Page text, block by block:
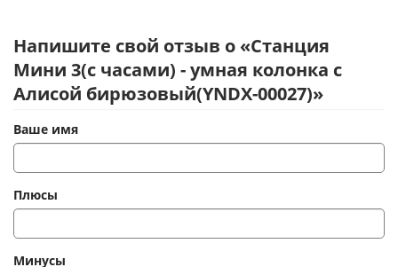
Напишите свой отзыв о «Станция
Мини 3(с часами) - умная колонка с
Алисой бирюзовый(YNDX-00027)»
Ваше имя
Плюсы
Минусы